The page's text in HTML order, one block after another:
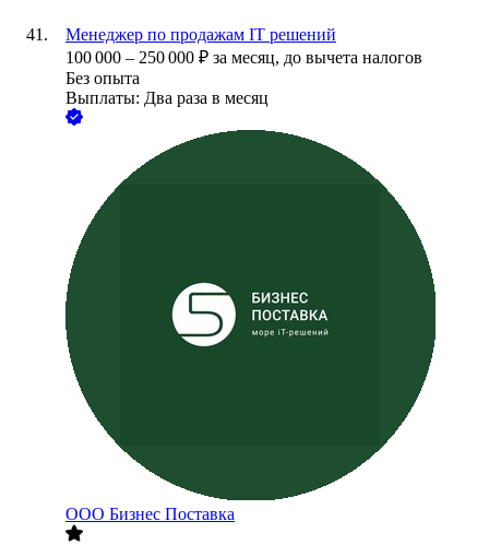
Менеджер по продажам IT решений
100 000 – 250 000 ₽ за месяц, до вычета налогов
Без опыта
Выплаты: Два раза в месяц
ООО Бизнес Поставка